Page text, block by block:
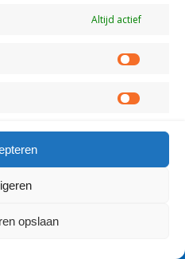
Altijd actief
opslaan
Desktop
Nederland 1998-2012